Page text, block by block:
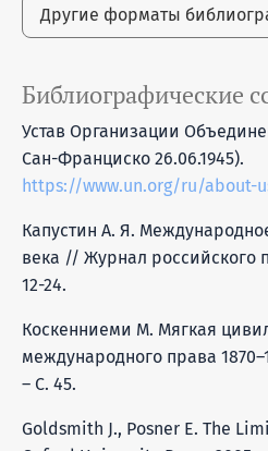
Другие форматы
Библиографические
Устав Организации
Сан-Франциско 26.06.1945).
https://www.un.org/ru/
Капустин А. Я.
века // Журнал российского
12-24.
Коскенниеми М. Мягкая
международного права
– С. 45.
Goldsmith J., Posner E. The